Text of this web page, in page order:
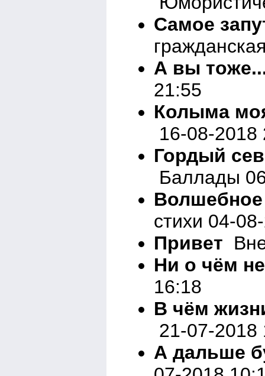
Самое
А вы
21:55
Колыма
16-08-2018
Гордый
Баллады
Волшебное
стихи 04-
Привет
Ни о чём
16:18
В чём
21-07-2018
А дальше